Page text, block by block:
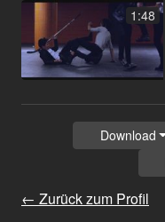
1:48
← Zurück zum Profil
Download